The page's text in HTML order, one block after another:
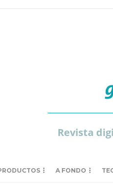
Revista
A FONDO